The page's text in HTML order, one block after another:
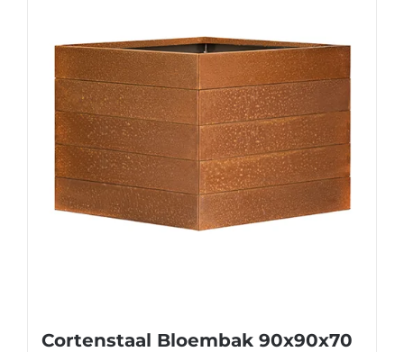
Cortenstaal Bloembak 90x90x70